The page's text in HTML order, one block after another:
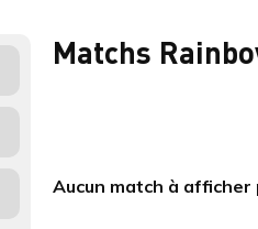
Matchs
Aucun match à afficher